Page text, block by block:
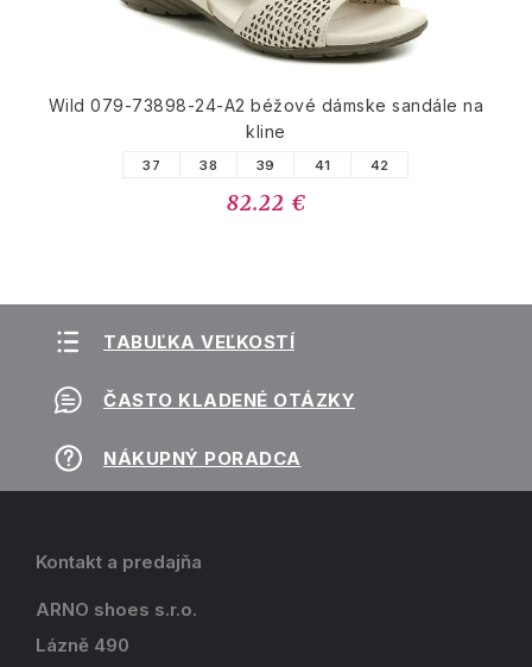
Wild 079-73898-24-A2 béžové dámske sandále na
kline
37 38 39 41 42
82.22 €
TABUĽKA VEĽKOSTÍ
ČASTO KLADENÉ OTÁZKY
NÁKUPNÝ PORADCA
Kontakt a predajňa
ARNO shoes s.r.o.
Lázně 490